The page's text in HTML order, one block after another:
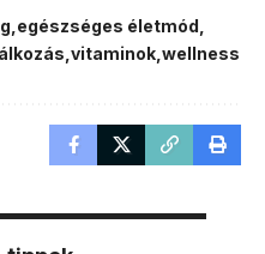
egészséges életmód
vitaminok wellness